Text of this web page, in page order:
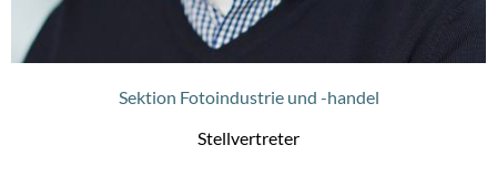
Sektion Fotoindustrie und -handel
Stellvertreter